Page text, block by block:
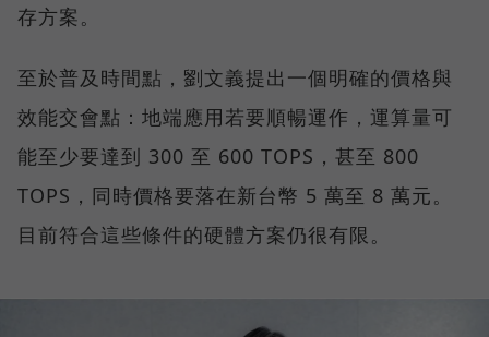
存方案。
至於普及時間點，劉文義提出一個明確的價格與
效能交會點：地端應用若要順暢運作，運算量可
能至少要達到 300 至 600 TOPS，甚至 800
TOPS，同時價格要落在新台幣 5 萬至 8 萬元。
目前符合這些條件的硬體方案仍很有限。